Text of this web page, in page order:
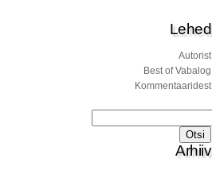
Lehed
Autorist
Best of Vabalog
Kommentaaridest
Arhiiv